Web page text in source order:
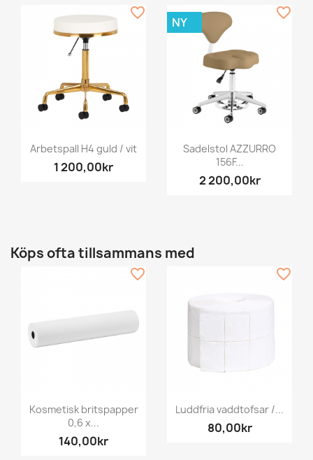
Arbetspall H4 guld / vit
1 200,00kr
favorite_border
Sadelstol AZZURRO
156F...
2 200,00kr
NY
favorite_border
Köps ofta tillsammans med
Kosmetisk britspapper
0,6 x...
140,00kr
favorite_border
Luddfria vaddtofsar /...
80,00kr
favorite_border